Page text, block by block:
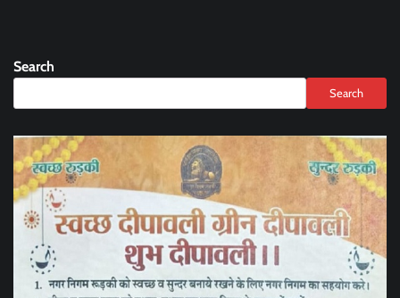
Search
Search